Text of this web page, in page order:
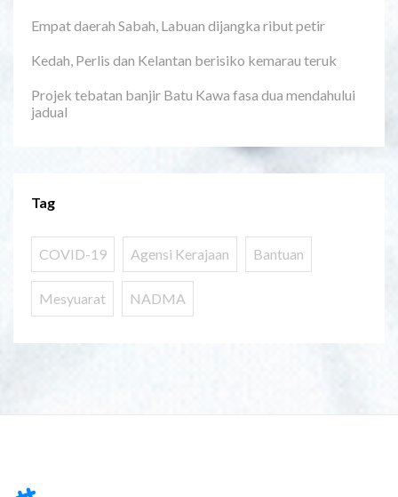
Empat daerah Sabah, Labuan dijangka ribut petir
Kedah, Perlis dan Kelantan berisiko kemarau teruk
Projek tebatan banjir Batu Kawa fasa dua mendahului
jadual
Tag
COVID-19 Agensi Kerajaan Bantuan
Mesyuarat NADMA